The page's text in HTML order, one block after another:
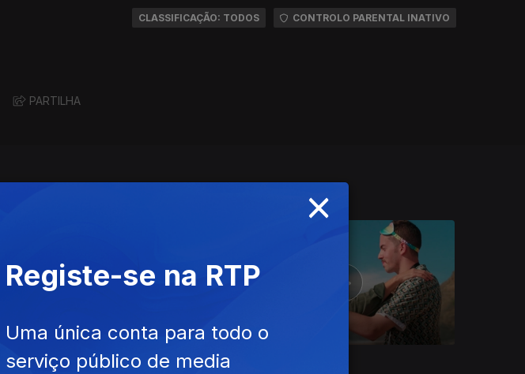
CLASSIFICAÇÃO: TODOS CONTROLO PARENTAL INATIVO
PARTILHA
Ep. 3 22 dez. 2022
×
Registe-se na RTP
Uma única conta para todo o
serviço público de media